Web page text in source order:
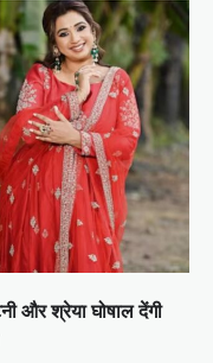
और श्रेया घोषाल देंगी